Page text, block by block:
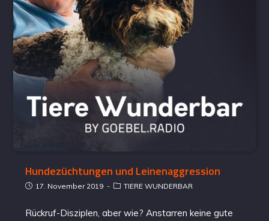
Hundezüchtungen und Leinenaggression
17. November 2019 TIERE WUNDERBAR
Rückruf-Disziplen, aber wie? Anstarren keine gute